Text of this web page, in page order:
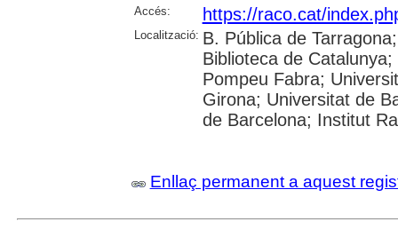
Accés: https://raco.cat/
Localització: B. Pública de
Biblioteca de
Pompeu Fabra;
Girona; Universitat de
de Barcelona; Institut
Enllaç permanent a aquest